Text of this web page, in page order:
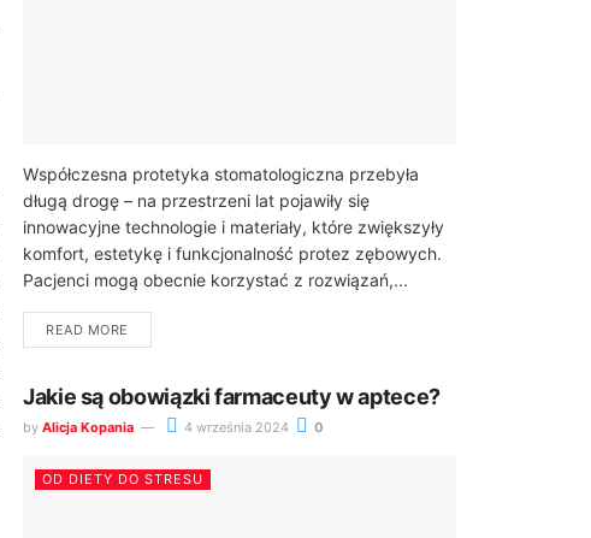
Współczesna protetyka stomatologiczna przebyła
długą drogę – na przestrzeni lat pojawiły się
innowacyjne technologie i materiały, które zwiększyły
komfort, estetykę i funkcjonalność protez zębowych.
Pacjenci mogą obecnie korzystać z rozwiązań,...
READ MORE
Jakie są obowiązki farmaceuty w aptece?
by Alicja Kopania 4 września 2024 0
OD DIETY DO STRESU